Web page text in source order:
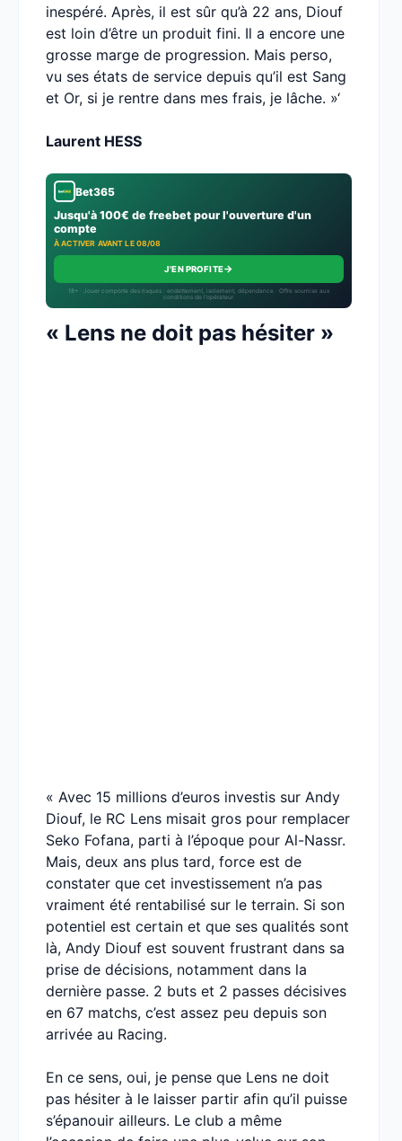
inespéré. Après, il est sûr qu’à 22 ans, Diouf
est loin d’être un produit fini. Il a encore une
grosse marge de progression. Mais perso,
vu ses états de service depuis qu’il est Sang
et Or, si je rentre dans mes frais, je lâche. »‘
Laurent HESS
Bet365
Jusqu'à 100€ de freebet pour l'ouverture d'un
compte
À ACTIVER AVANT LE 08/08
J'EN PROFITE→
18+ · Jouer comporte des risques : endettement, isolement, dépendance · Offre soumise aux
conditions de l’opérateur.
« Lens ne doit pas hésiter »
« Avec 15 millions d’euros investis sur Andy
Diouf, le RC Lens misait gros pour remplacer
Seko Fofana, parti à l’époque pour Al-Nassr.
Mais, deux ans plus tard, force est de
constater que cet investissement n’a pas
vraiment été rentabilisé sur le terrain. Si son
potentiel est certain et que ses qualités sont
là, Andy Diouf est souvent frustrant dans sa
prise de décisions, notamment dans la
dernière passe. 2 buts et 2 passes décisives
en 67 matchs, c’est assez peu depuis son
arrivée au Racing.
En ce sens, oui, je pense que Lens ne doit
pas hésiter à le laisser partir afin qu’il puisse
s’épanouir ailleurs. Le club a même